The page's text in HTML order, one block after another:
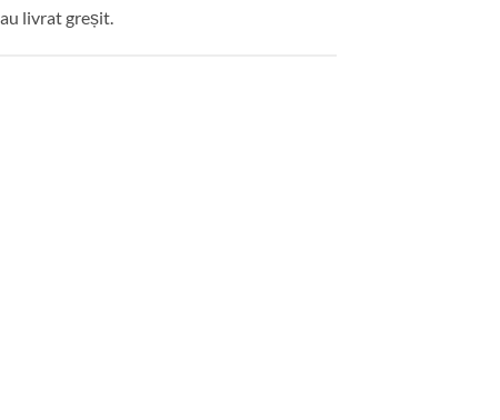
livrat greșit.